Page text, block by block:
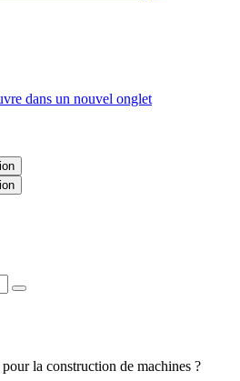
dans un nouvel onglet
la construction de machines ?